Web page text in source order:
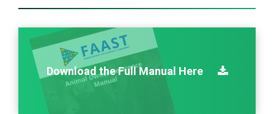
Download the Full Manual Here